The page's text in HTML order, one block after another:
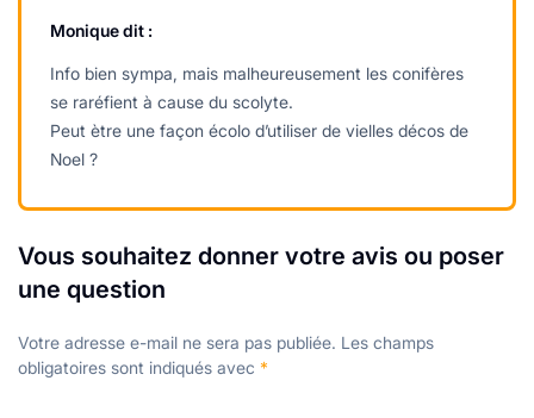
Moniquedit :
Info bien sympa, mais malheureusement les conifères
se raréfient à cause du scolyte.
Peut ètre une façon écolo d’utiliser de vielles décos de
Noel ?
Vous souhaitez donner votre avis ou poser
une question
Votre adresse e-mail ne sera pas publiée. Les champs
obligatoires sont indiqués avec *